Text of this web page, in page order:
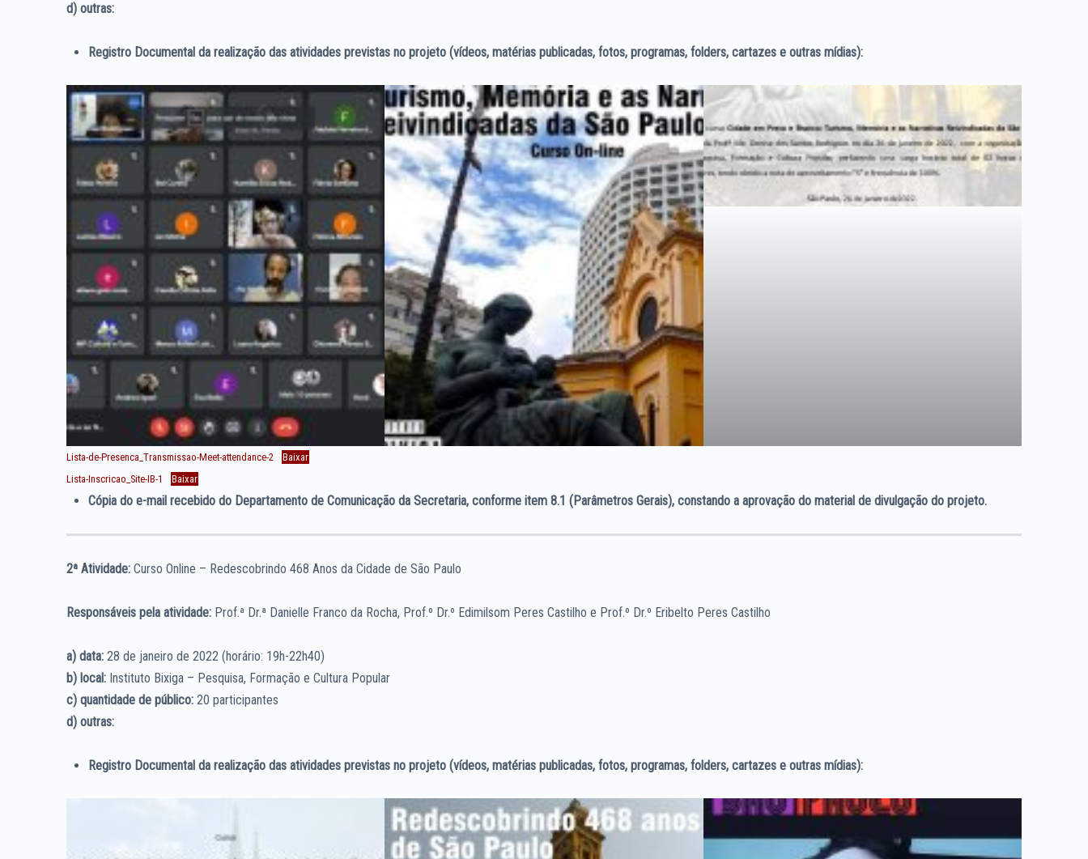
d) outras:
Registro Documental da realização das atividades previstas no projeto (vídeos, matérias publicadas, fotos, programas, folders, cartazes e outras mídias):
Lista-de-Presenca_Transmissao-Meet-attendance-2
Baixar
Lista-Inscricao_Site-IB-1
Baixar
Cópia do e-mail recebido do Departamento de Comunicação da Secretaria, conforme item 8.1 (Parâmetros Gerais), constando a aprovação do material de divulgação do projeto.
2ª Atividade: Curso Online – Redescobrindo 468 Anos da Cidade de São Paulo
Responsáveis pela atividade: Prof.ª Dr.ª Danielle Franco da Rocha, Prof.º Dr.º Edimilsom Peres Castilho e Prof.º Dr.º Eribelto Peres Castilho
a) data: 28 de janeiro de 2022 (horário: 19h-22h40)
b) local: Instituto Bixiga – Pesquisa, Formação e Cultura Popular
c) quantidade de público: 20 participantes
d) outras:
Registro Documental da realização das atividades previstas no projeto (vídeos, matérias publicadas, fotos, programas, folders, cartazes e outras mídias):